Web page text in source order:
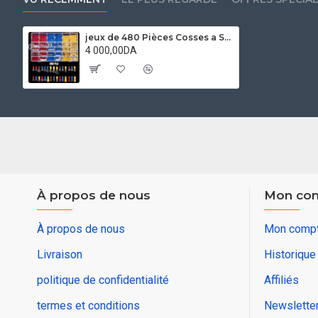
jeux de 480 Pièces Cosses a Sertir Electriques,30 Types Cosses Electriques a Sertir avec Coffret D'assortiment
4 000,00DA
À propos de nous
À propos de nous
Livraison
politique de confidentialité
termes et conditions
Mon
Mon
Affiliés